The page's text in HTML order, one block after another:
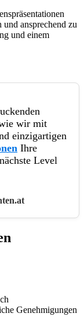
ansprechend zu
und einem
wir mit
einzigartigen
Ihre
Level
Genehmigungen